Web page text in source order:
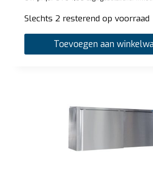
Slechts 2 resterend op voorraad
Toevoegen aan